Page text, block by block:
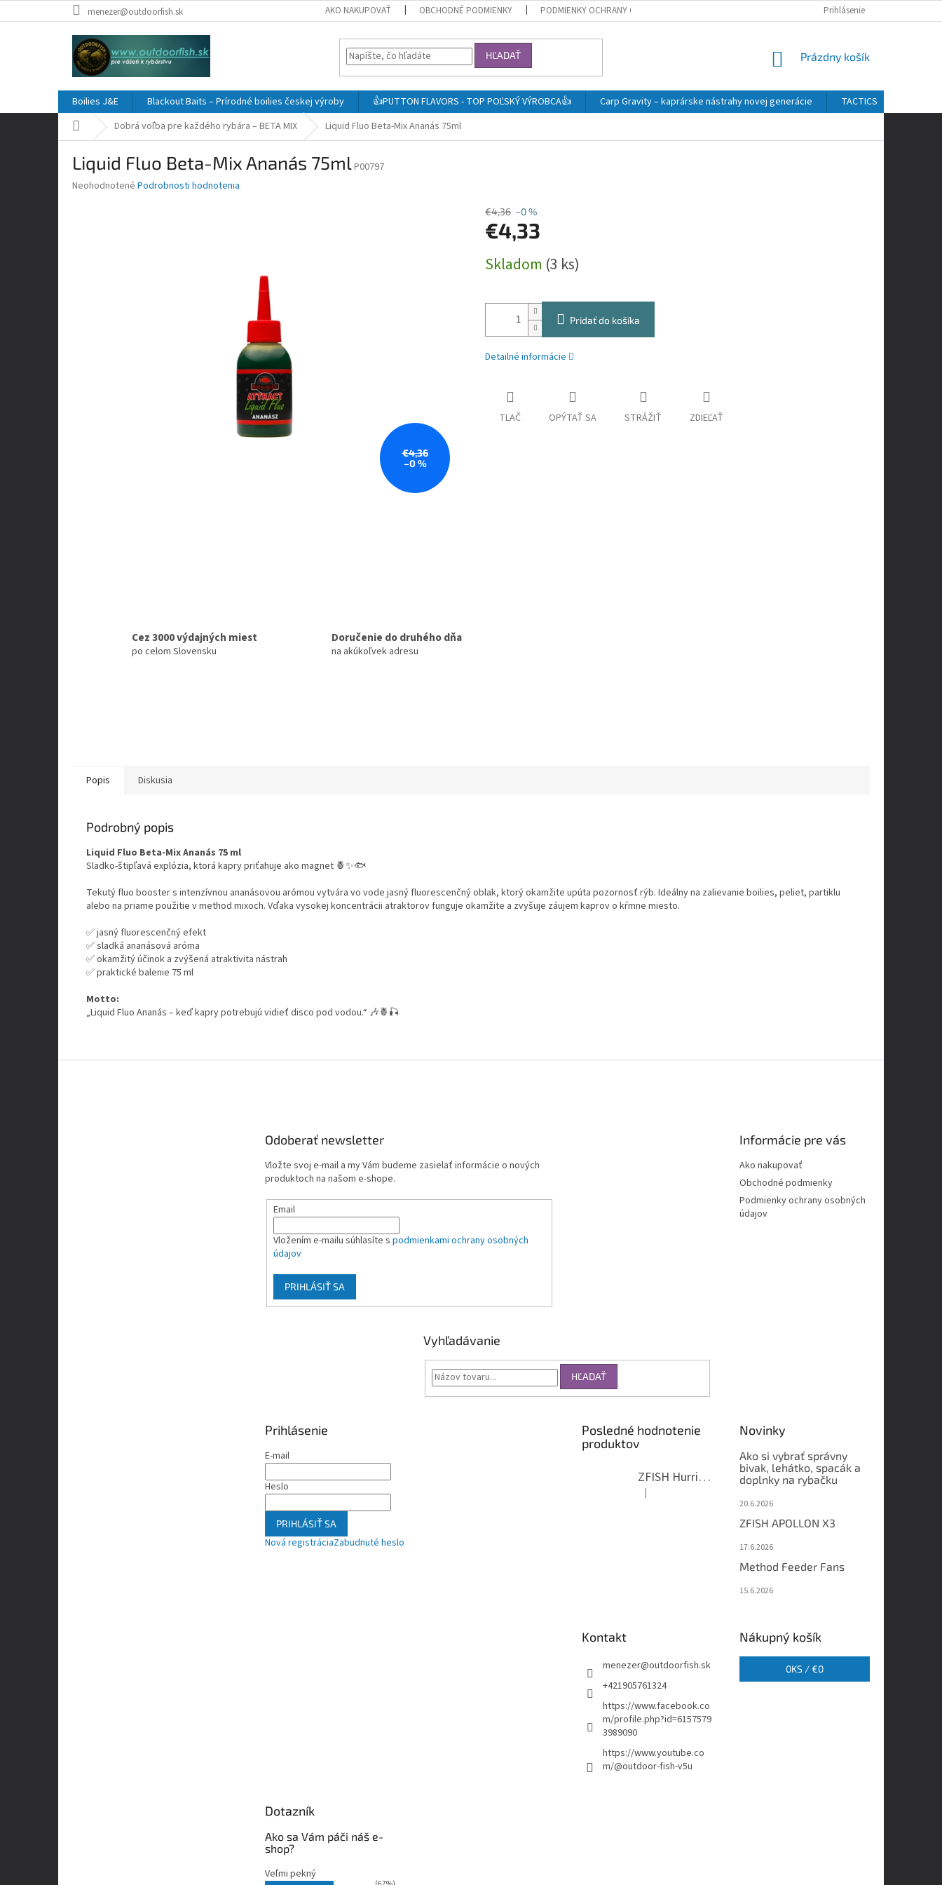
na
menezer@outdoorfish.sk AKO NAKUPOVAŤ OBCHODNÉ PODMIENKY PODMIENKY OCHRANY OSOBNÝCH ÚDAJOV Prihlásenie
HĽADAŤ
NÁKUPNÝ
Prázdny košík
Boilies J&E Blackout Baits – Prírodné boilies českej výroby 👍PUTTON FLAVORS - TOP POĽSKÝ VÝROBCA👍 Carp Gravity – kaprárske nástrahy novej generácie TACTICS
DomovDobrá voľba pre každého rybára – BETA MIX Liquid Fluo Beta-Mix Ananás 75ml
Liquid Fluo Beta-Mix Ananás 75mlP00797
Priemerné
Neohodnotené Podrobnosti hodnotenia
€4,36
–0 %
€4,36 –0 %
€4,33
cena:
Skladom (3 ks)
Pridať do košíka
Detailné informácie
TLAČ OPÝTAŤ SA STRÁŽIŤ ZDIEĽAŤ
Cez 3000 výdajných miest
po celom Slovensku
Doručenie do druhého dňa
na akúkoľvek adresu
Popis Diskusia
Podrobný popis
Liquid Fluo Beta-Mix Ananás 75 ml
Sladko-štipľavá explózia, ktorá kapry priťahuje ako magnet 🍍✨🐟
Tekutý fluo booster s intenzívnou ananásovou arómou vytvára vo vode jasný fluorescenčný oblak, ktorý okamžite upúta pozornosť rýb. Ideálny na zalievanie boilies, peliet, partiklu
alebo na priame použitie v method mixoch. Vďaka vysokej koncentrácii atraktorov funguje okamžite a zvyšuje záujem kaprov o kŕmne miesto.
✅ jasný fluorescenčný efekt
✅ sladká ananásová aróma
✅ okamžitý účinok a zvýšená atraktivita nástrah
✅ praktické balenie 75 ml
Motto:
„Liquid Fluo Ananás – keď kapry potrebujú vidieť disco pod vodou.“ 🎶🍍🎣
Odoberať newsletter
Vložte svoj e-mail a my Vám budeme zasielať informácie o nových
produktoch na našom e-shope.
Email
Vložením e-mailu súhlasíte s podmienkami ochrany osobných
údajov
PRIHLÁSIŤ SA
Informácie pre vás
Ako nakupovať
Obchodné podmienky
Podmienky ochrany osobných
údajov
Vyhľadávanie
HĽADAŤ
Prihlásenie
E-mail
Heslo
PRIHLÁSIŤ SA
Nová registráciaZabudnuté heslo
Posledné hodnotenie
produktov
ZFISH Hurricane Camo Kreslo
Hodnotenie produktu je 5 z 5 hviezdičiek.
|
Novinky
Ako si vybrať správny
bivak, lehátko, spacák a
doplnky na rybačku
20.6.2026
ZFISH APOLLON X3
17.6.2026
Method Feeder Fans
15.6.2026
Kontakt
menezer@outdoorfish.sk
+421905761324
https://www.facebook.co
m/profile.php?id=6157579
3989090
https://www.youtube.co
m/@outdoor-fish-v5u
Nákupný košík
0KS /€0
Dotazník
Ako sa Vám páči náš e-
shop?
Veľmi pekný